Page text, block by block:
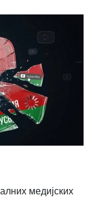
медијских